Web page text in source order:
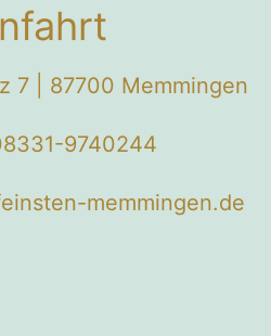
7 | 87700 Memmingen
9740244
memmingen.de